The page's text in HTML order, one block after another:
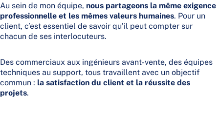
Au sein de mon équipe, nous partageons la même exigence
professionnelle et les mêmes valeurs humaines. Pour un
client, c’est essentiel de savoir qu’il peut compter sur
chacun de ses interlocuteurs.
Des commerciaux aux ingénieurs avant-vente, des équipes
techniques au support, tous travaillent avec un objectif
commun : la satisfaction du client et la réussite des
projets.